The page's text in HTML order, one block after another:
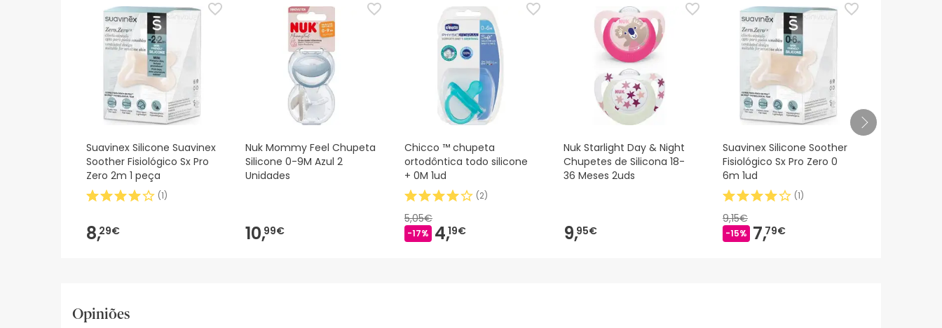
Suavinex Silicone Suavinex
Soother Fisiológico Sx Pro
Zero 2m 1 peça
(1)
8,29€
Nuk Mommy Feel Chupeta
Silicone 0-9M Azul 2
Unidades
10,99€
Chicco ™ chupeta
ortodôntica todo silicone
+ 0M 1ud
(2)
5,05€
-17% 4,19€
Nuk Starlight Day & Night
Chupetes de Silicona 18-
36 Meses 2uds
9,95€
Suavinex Silicone Soother
Fisiológico Sx Pro Zero 0
6m 1ud
(1)
9,15€
-15% 7,79€
Opiniões